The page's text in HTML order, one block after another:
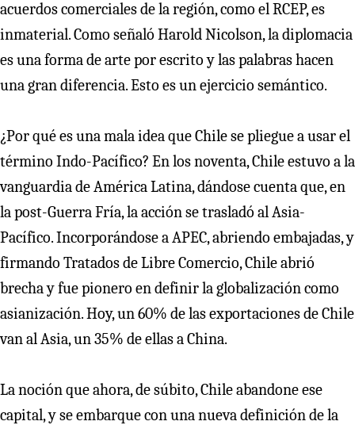
acuerdos comerciales de la región, como el RCEP, es
inmaterial. Como señaló Harold Nicolson, la diplomacia
es una forma de arte por escrito y las palabras hacen
una gran diferencia. Esto es un ejercicio semántico.
¿Por qué es una mala idea que Chile se pliegue a usar el
término Indo-Pacífico? En los noventa, Chile estuvo a la
vanguardia de América Latina, dándose cuenta que, en
la post-Guerra Fría, la acción se trasladó al Asia-
Pacífico. Incorporándose a APEC, abriendo embajadas, y
firmando Tratados de Libre Comercio, Chile abrió
brecha y fue pionero en definir la globalización como
asianización. Hoy, un 60% de las exportaciones de Chile
van al Asia, un 35% de ellas a China.
La noción que ahora, de súbito, Chile abandone ese
capital, y se embarque con una nueva definición de la